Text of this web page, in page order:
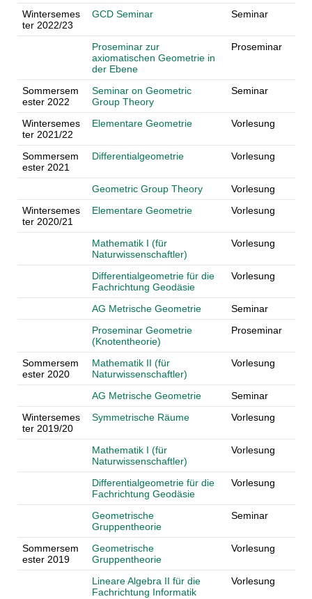
Wintersemes
ter 2022/23
GCD Seminar Seminar
Proseminar zur
axiomatischen Geometrie in
der Ebene
Proseminar
Sommersem
ester 2022
Seminar on Geometric
Group Theory
Seminar
Wintersemes
ter 2021/22
Elementare Geometrie Vorlesung
Sommersem
ester 2021
Differentialgeometrie Vorlesung
Geometric Group Theory
Vorlesung
Wintersemes
ter 2020/21
Elementare Geometrie Vorlesung
Mathematik I (für
Naturwissenschaftler)
Vorlesung
Differentialgeometrie für die
Fachrichtung Geodäsie
Vorlesung
AG Metrische Geometrie
Seminar
Proseminar Geometrie
(Knotentheorie)
Proseminar
Sommersem
ester 2020
Mathematik II (für
Naturwissenschaftler)
Vorlesung
AG Metrische Geometrie
Seminar
Wintersemes
ter 2019/20
Symmetrische Räume Vorlesung
Mathematik I (für
Naturwissenschaftler)
Vorlesung
Differentialgeometrie für die
Fachrichtung Geodäsie
Vorlesung
Geometrische
Gruppentheorie
Seminar
Sommersem
ester 2019
Geometrische
Gruppentheorie
Vorlesung
Lineare Algebra II für die
Fachrichtung Informatik
Vorlesung